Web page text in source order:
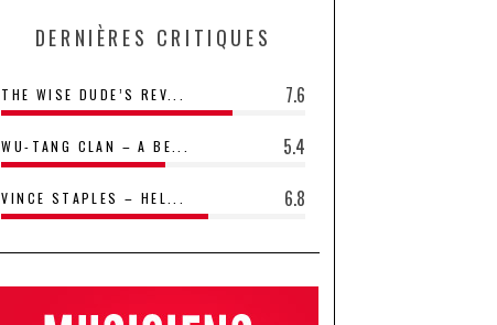
DERNIÈRES CRITIQUES
7.6
THE WISE DUDE’S REV...
5.4
WU-TANG CLAN – A BE...
6.8
VINCE STAPLES – HEL...